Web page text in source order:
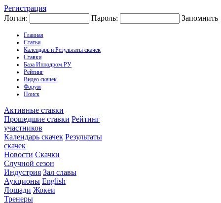
Регистрация
Логин:
Пароль: Запомнить
Главная
Статьи
Календарь и Результаты скачек
Ставки
База Ипподром.РУ
Рейтинг
Видео скачек
Форум
Поиск
Активные ставки
Прошедшие ставки Рейтинг
участников
Календарь скачек Результаты
скачек
Новости Скачки
Случной сезон
Индустрия Зал славы
Аукционы English
Лошади Жокеи
Тренеры